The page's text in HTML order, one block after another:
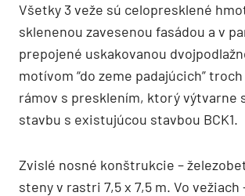
Všetky 3 veže sú celopresklené
sklenenou zavesenou fasádou a v
prepojené uskakovanou
motívom “do zeme padajúcich”
rámov s presklením, ktorý výtvarne
stavbu s existujúcou stavbou BCK1.
Zvislé nosné konštrukcie –
steny v rastri 7,5 x 7,5 m. Vo vežiach